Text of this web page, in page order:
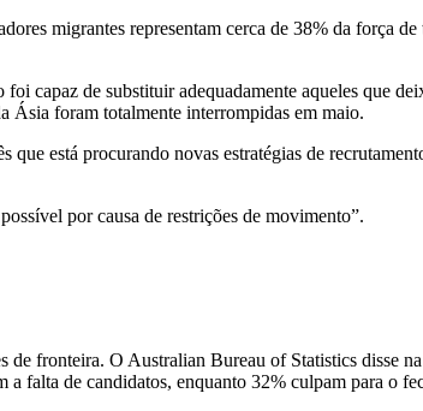
migrantes representam cerca de 38% da força
capaz de substituir adequadamente aqueles que
Ásia foram totalmente interrompidas em maio.
está procurando novas estratégias de
por causa de restrições de movimento”.
fronteira. O Australian Bureau of Statistics disse
falta de candidatos, enquanto 32% culpam para o